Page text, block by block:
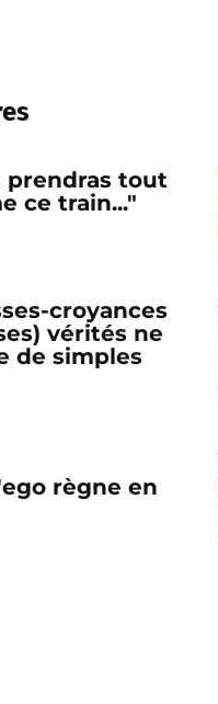
prendras tout
ce train..."
croyances
vérités ne
de simples
règne en